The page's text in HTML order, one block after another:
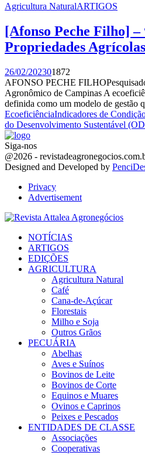
Agricultura NaturalARTIGOS
[Afonso Peche Filho]
Propriedades
26/02/202301872
AFONSO PECHE
Agronômico de Campinas A
definida como um modelo de gestão
EcoeficiênciaIndicadores de
do Desenvolvimento Sustentável
Siga-nos
Facebook
Twitter
Instagram
Linkedin
Youtube
Email
@2026 -
Designed and Developed by
Privacy
Advertisement
NOTÍCIAS
ARTIGOS
EDIÇÕES
AGRICULTURA
Agricultura Natural
Café
Cana-de-Açúcar
Florestais
Milho e Soja
Outros Grãos
PECUÁRIA
Abelhas
Aves e Suínos
Bovinos de Leite
Bovinos de Corte
Equinos e Muares
Ovinos e Caprinos
Peixes e Pescados
ENTIDADES DE CLASSE
Associações
Cooperativas